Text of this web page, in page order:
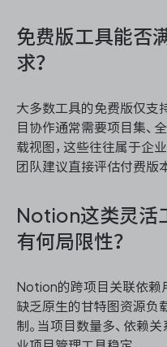
免费版工具能否
求？
大多数工具的免费版仅支
目协作通常需要项目集、
载视图，这些往往属于企
团队建议直接评估付费版
Notion这类灵活
有何局限性？
Notion的跨项目关联依赖
缺乏原生的甘特图资源负
制。当项目数量多、依赖